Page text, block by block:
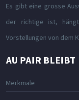
Es gibt eine grosse
der richtige ist,
Vorstellungen von dem
AU PAIR BLEIBT
Merkmale